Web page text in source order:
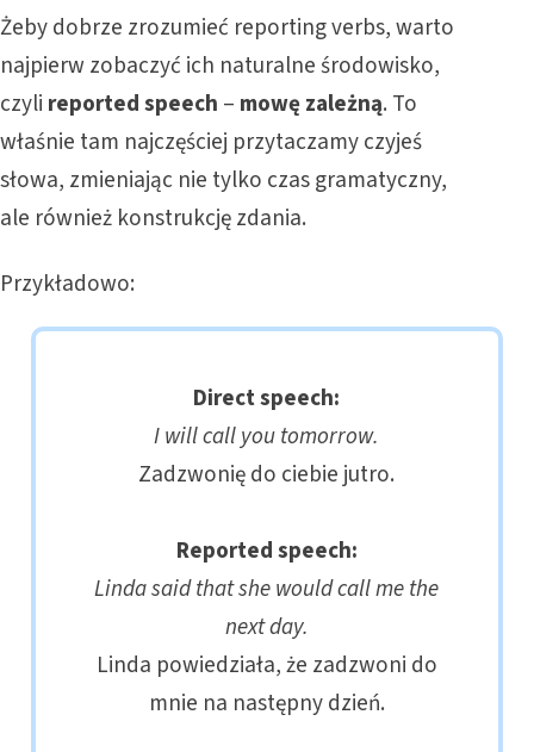
Żeby dobrze zrozumieć reporting verbs, warto
najpierw zobaczyć ich naturalne środowisko,
czyli reported speech – mowę zależną. To
właśnie tam najczęściej przytaczamy czyjeś
słowa, zmieniając nie tylko czas gramatyczny,
ale również konstrukcję zdania.
Przykładowo:
Direct speech:
I will call you tomorrow.
Zadzwonię do ciebie jutro.
Reported speech:
Linda said that she would call me the
next day.
Linda powiedziała, że zadzwoni do
mnie na następny dzień.